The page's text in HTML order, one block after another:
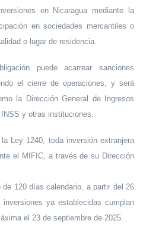
en Nicaragua mediante la
en sociedades mercantiles o
o lugar de residencia.
puede acarrear sanciones
el cierre de operaciones, y será
la Dirección General de Ingresos
y otras instituciones.
Ley 1240, toda inversión extranjera
el MIFIC, a través de su Dirección
120 días calendario, a partir del 26
ya establecidas cumplan
el 23 de septiembre de 2025.